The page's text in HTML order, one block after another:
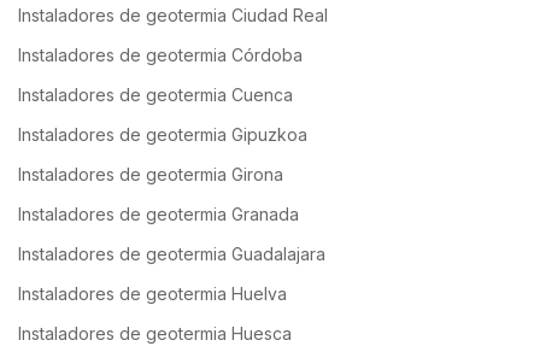
Instaladores de geotermia Ciudad Real
Instaladores de geotermia Córdoba
Instaladores de geotermia Cuenca
Instaladores de geotermia Gipuzkoa
Instaladores de geotermia Girona
Instaladores de geotermia Granada
Instaladores de geotermia Guadalajara
Instaladores de geotermia Huelva
Instaladores de geotermia Huesca